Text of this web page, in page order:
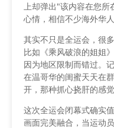
上却弹出"该内容在您
心情，相信不少海外华人
其实不只是全运会，很
比如《乘风破浪的姐姐
因为地区限制而错过。
在温哥华的闺蜜天天在
开，那种抓心挠肝的感
这次全运会闭幕式确实
画面完美融合，当运动